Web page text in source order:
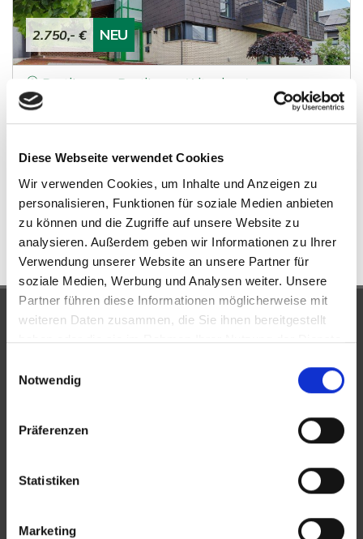
Diese Webseite verwendet Cookies
Wir verwenden Cookies, um Inhalte und Anzeigen zu
personalisieren, Funktionen für soziale Medien anbieten
zu können und die Zugriffe auf unsere Website zu
analysieren. Außerdem geben wir Informationen zu Ihrer
Verwendung unserer Website an unsere Partner für
soziale Medien, Werbung und Analysen weiter. Unsere
Partner führen diese Informationen möglicherweise mit
weiteren Daten zusammen, die Sie ihnen bereitgestellt
haben oder die sie im Rahmen Ihrer Nutzung der Dienste
Notwendig
Präferenzen
Statistiken
Marketing
2.750,- € NEU
Reutlingen - Reutlingen (Altenburg)
Großzügiges Design-Einfamilienhaus mit Kamin
und Weitblick
Einfamilienhaus
197 m²
WOHNFLÄCHE
6,5
ZIMMER
UNSERE PARTNER &
AUSZEICHNUNGEN